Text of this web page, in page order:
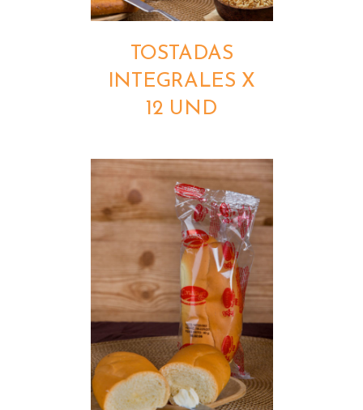
TOSTADAS
INTEGRALES X
12 UND
DETALLES